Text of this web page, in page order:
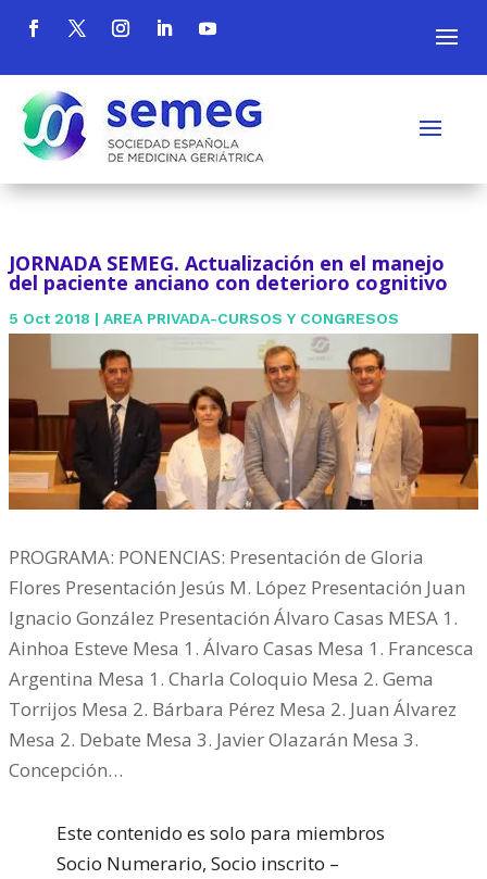
JORNADA SEMEG. Actualización en el manejo
del paciente anciano con deterioro cognitivo
5 Oct 2018 |AREA PRIVADA-CURSOS Y CONGRESOS
PROGRAMA: PONENCIAS: Presentación de Gloria
Flores Presentación Jesús M. López Presentación Juan
Ignacio González Presentación Álvaro Casas MESA 1.
Ainhoa Esteve Mesa 1. Álvaro Casas Mesa 1. Francesca
Argentina Mesa 1. Charla Coloquio Mesa 2. Gema
Torrijos Mesa 2. Bárbara Pérez Mesa 2. Juan Álvarez
Mesa 2. Debate Mesa 3. Javier Olazarán Mesa 3.
Concepción…
Este contenido es solo para miembros
Socio Numerario, Socio inscrito –